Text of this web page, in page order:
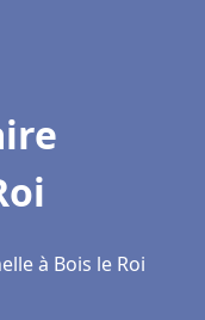
à Bois le Roi